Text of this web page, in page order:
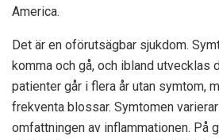
America.
Det är en oförutsägbar sjukdom.
komma och gå, och ibland utvecklas
patienter går i flera år utan symtom,
frekventa blossar. Symtomen
omfattningen av inflammationen. På